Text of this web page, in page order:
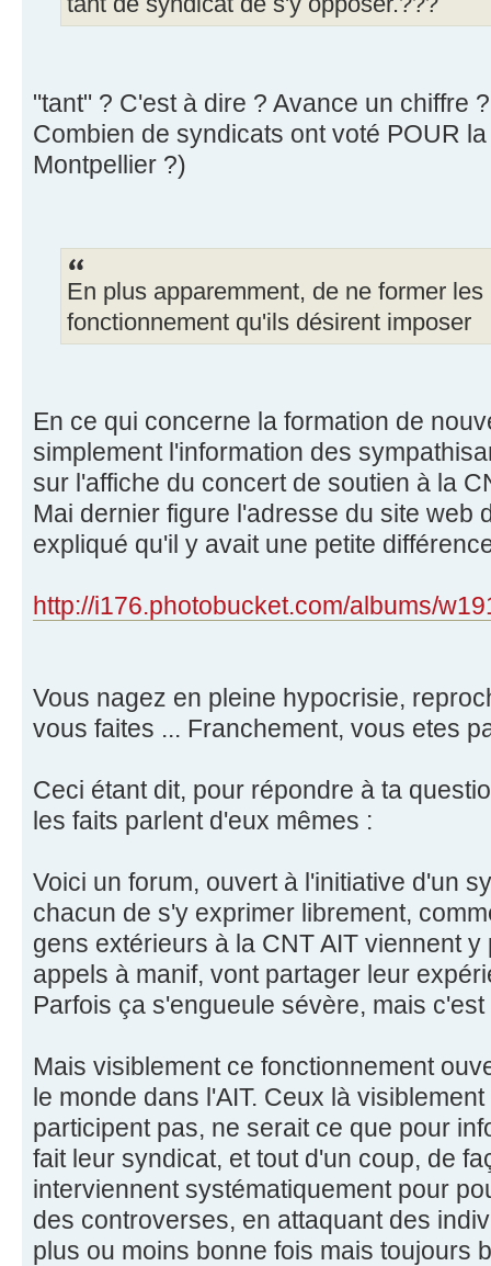
"tant" ? C'est à dire ? Avance un chiffre
Combien de syndicats ont voté POUR
Montpellier ?)
En plus apparemment, de ne former
fonctionnement qu'ils désirent imposer
En ce qui concerne la formation de
simplement l'information des
sur l'affiche du concert de soutien à la
Mai dernier figure l'adresse du site web
expliqué qu'il y avait une petite
http://i176.photobucket.com/albums/
Vous nagez en pleine hypocrisie,
vous faites ... Franchement, vous etes
Ceci étant dit, pour répondre à ta
les faits parlent d'eux mêmes :
Voici un forum, ouvert à l'initiative d'un
chacun de s'y exprimer librement,
gens extérieurs à la CNT AIT viennent
appels à manif, vont partager leur
Parfois ça s'engueule sévère, mais c'est
Mais visiblement ce fonctionnement
le monde dans l'AIT. Ceux là
participent pas, ne serait ce que pour
fait leur syndicat, et tout d'un coup, de
interviennent systématiquement pour
des controverses, en attaquant des
plus ou moins bonne fois mais toujours